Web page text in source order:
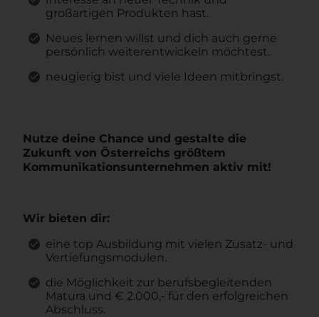
großartigen Produkten hast.
Neues lernen willst und dich auch gerne
persönlich weiterentwickeln möchtest.
neugierig bist und viele Ideen mitbringst.
Nutze deine Chance und gestalte die
Zukunft von Österreichs größtem
Kommunikationsunternehmen aktiv mit!
Wir bieten dir:
eine top Ausbildung mit vielen Zusatz- und
Vertiefungsmodulen.
die Möglichkeit zur berufsbegleitenden
Matura und € 2.000,- für den erfolgreichen
Abschluss.